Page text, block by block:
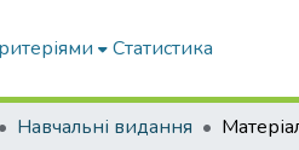
Статистика
Навчальні видання